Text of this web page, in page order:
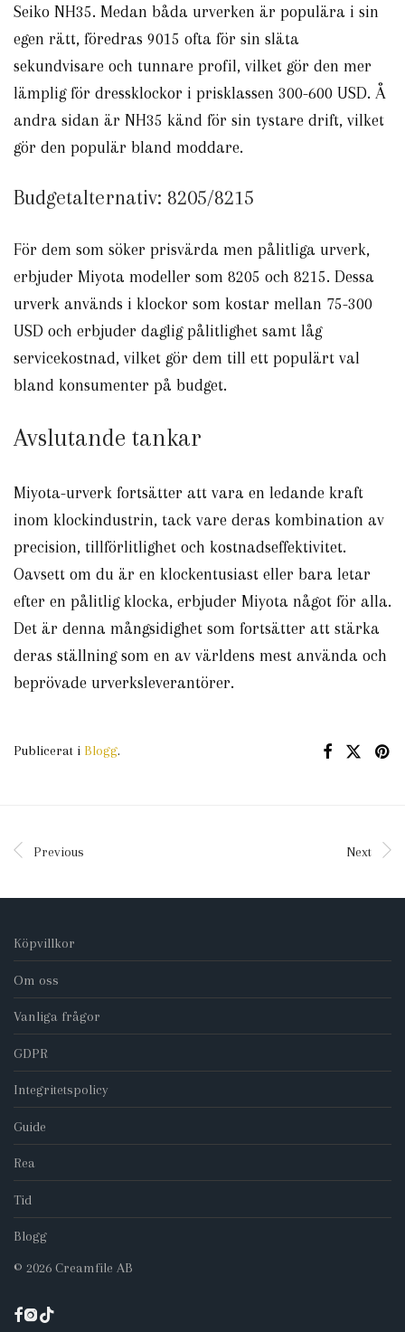
Seiko NH35. Medan båda urverken är populära i sin
egen rätt, föredras 9015 ofta för sin släta
sekundvisare och tunnare profil, vilket gör den mer
lämplig för dressklockor i prisklassen 300-600 USD. Å
andra sidan är NH35 känd för sin tystare drift, vilket
gör den populär bland moddare.
Budgetalternativ: 8205/8215
För dem som söker prisvärda men pålitliga urverk,
erbjuder Miyota modeller som 8205 och 8215. Dessa
urverk används i klockor som kostar mellan 75-300
USD och erbjuder daglig pålitlighet samt låg
servicekostnad, vilket gör dem till ett populärt val
bland konsumenter på budget.
Avslutande tankar
Miyota-urverk fortsätter att vara en ledande kraft
inom klockindustrin, tack vare deras kombination av
precision, tillförlitlighet och kostnadseffektivitet.
Oavsett om du är en klockentusiast eller bara letar
efter en pålitlig klocka, erbjuder Miyota något för alla.
Det är denna mångsidighet som fortsätter att stärka
deras ställning som en av världens mest använda och
beprövade urverksleverantörer.
Publicerat i Blogg.
Previous Next
Köpvillkor
Om oss
Vanliga frågor
GDPR
Integritetspolicy
Guide
Rea
Tid
Blogg
© 2026 Creamfile AB